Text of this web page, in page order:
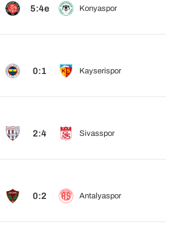
5:4e Konyaspor
0:1 Kayserispor
2:4 Sivasspor
0:2 Antalyaspor